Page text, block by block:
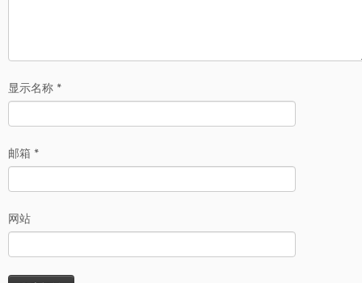
显示名称 *
邮箱 *
网站